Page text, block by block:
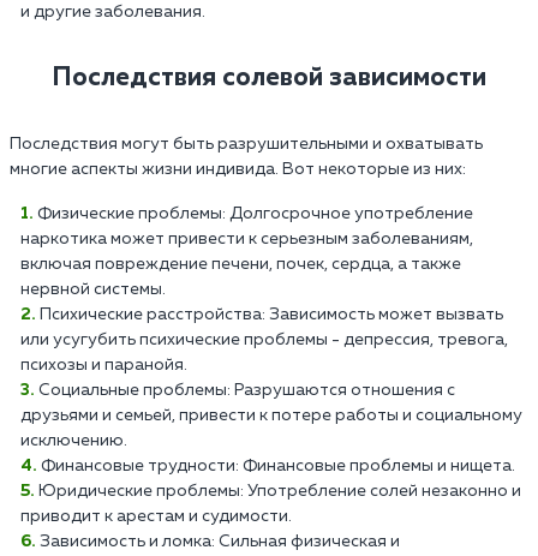
и другие заболевания.
Последствия солевой зависимости
Последствия могут быть разрушительными и охватывать
многие аспекты жизни индивида. Вот некоторые из них:
Физические проблемы: Долгосрочное употребление
наркотика может привести к серьезным заболеваниям,
включая повреждение печени, почек, сердца, а также
нервной системы.
Психические расстройства: Зависимость может вызвать
или усугубить психические проблемы - депрессия, тревога,
психозы и паранойя.
Социальные проблемы: Разрушаются отношения с
друзьями и семьей, привести к потере работы и социальному
исключению.
Финансовые трудности: Финансовые проблемы и нищета.
Юридические проблемы: Употребление солей незаконно и
приводит к арестам и судимости.
Зависимость и ломка: Сильная физическая и